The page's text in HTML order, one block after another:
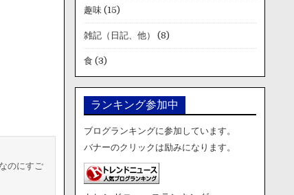
のにすご
趣味(15)
雑記（日記、他） (8)
食 (3)
ランキング参加中
ブログランキングに参加しています。
バナーのクリックは励みになります。